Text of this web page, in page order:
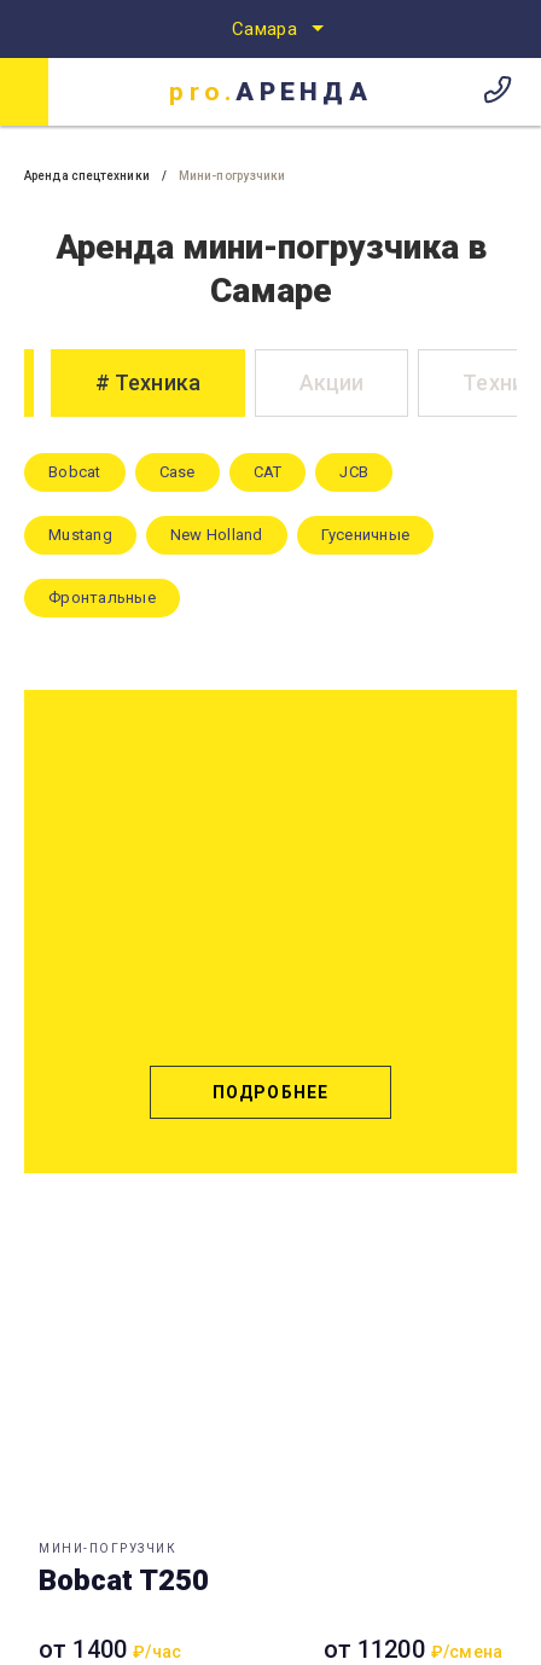
pro.АРЕНДА
Самара
pro.АРЕНДА
Аренда спецтехники Мини-погрузчики
Аренда мини-погрузчика в
Самаре
Техника Акции
Bobcat Case CAT JCB
Mustang New Holland Гусеничные
Фронтальные
ПОДРОБНЕЕ
МИНИ-ПОГРУЗЧИК
Bobcat T250
от 1400₽/час от 11200 ₽/смена